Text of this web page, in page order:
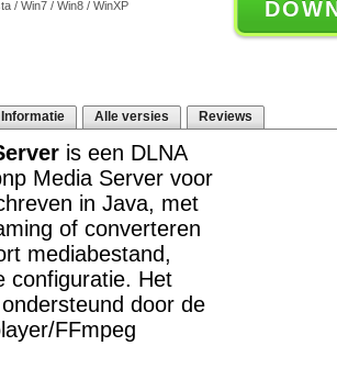
/ Win7 / Win8 / WinXP
Informatie Alle versies Reviews
is een DLNA
Media Server voor
in Java, met
of converteren
mediabestand,
configuratie. Het
door de
FFmpeg